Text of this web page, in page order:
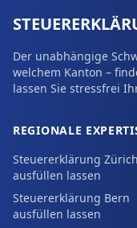
Der unabhängige
welchem Kanton –
lassen Sie stressfrei
REGIONALE
Steuererklärung Zürich
ausfüllen lassen
Steuererklärung Bern
ausfüllen lassen